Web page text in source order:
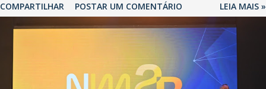
da pandemia e atendimento aos enfermos. O secretário informou
que o Estado tem desenvolvido um plano de contingência pautado
em formas de reconhecimento da população suspeita e de
cuidados com os ambientes públicos e domiciliares. “Nós não
estamos vivendo uma epidemia comum, como temos em todos os
COMPARTILHAR POSTAR UM COMENTÁRIO LEIA MAIS »